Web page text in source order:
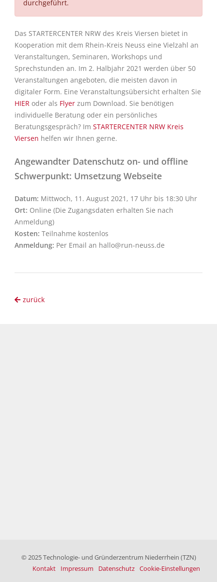
durchgeführt.
Das STARTERCENTER NRW des Kreis Viersen bietet in
Kooperation mit dem Rhein-Kreis Neuss eine Vielzahl an
Veranstaltungen, Seminaren, Workshops und
Sprechstunden an. Im 2. Halbjahr 2021 werden über 50
Veranstaltungen angeboten, die meisten davon in
digitaler Form. Eine Veranstaltungsübersicht erhalten Sie
HIER oder als Flyer zum Download. Sie benötigen
individuelle Beratung oder ein persönliches
Beratungsgespräch? Im STARTERCENTER NRW Kreis
Viersen helfen wir Ihnen gerne.
Angewandter Datenschutz on- und offline
Schwerpunkt: Umsetzung Webseite
Datum: Mittwoch, 11. August 2021, 17 Uhr bis 18:30 Uhr
Ort: Online (Die Zugangsdaten erhalten Sie nach
Anmeldung)
Kosten: Teilnahme kostenlos
Anmeldung: Per Email an hallo@run-neuss.de
zurück
© 2025 Technologie- und Gründerzentrum Niederrhein (TZN)
Kontakt
Impressum Datenschutz Cookie-Einstellungen